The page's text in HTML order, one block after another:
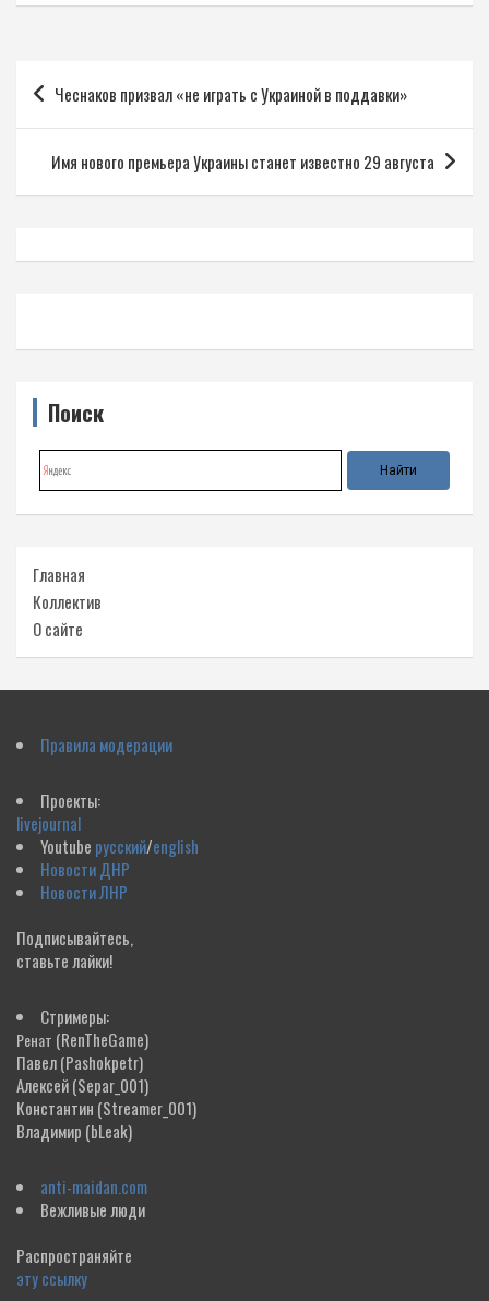
Навигация
по
записям
Чеснаков призвал «не играть с Украиной в поддавки»
Имя нового премьера Украины станет известно 29 августа
Поиск
Главная
Коллектив
О сайте
Правила модерации
Проекты:
livejournal
Youtube русский/english
Новости ДНР
Новости ЛНР
Подписывайтесь,
ставьте лайки!
Стримеры:
Ренат (RenTheGame)
Павел(Pashokpetr)
Алексей(Separ_001)
Константин (Streamer_001)
Владимир (bLeak)
anti-maidan.com
Вежливые люди
Распространяйте
эту ссылку